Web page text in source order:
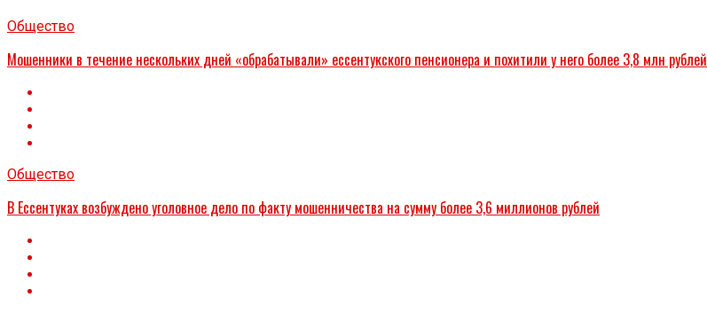
Общество
Мошенники в течение нескольких дней «обрабатывали» ессентукского пенсионера и похитили у него более 3,8 млн рублей
Общество
В Ессентуках возбуждено уголовное дело по факту мошенничества на сумму более 3,6 миллионов рублей